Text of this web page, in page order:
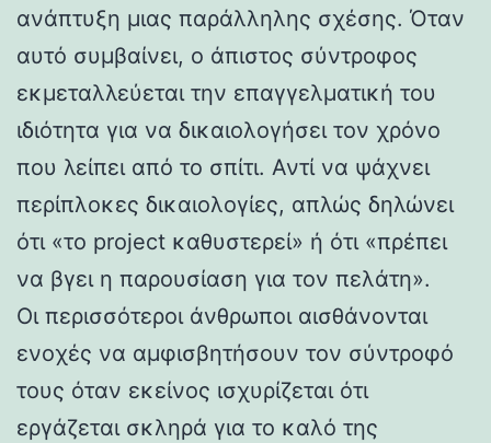
ανάπτυξη μιας παράλληλης σχέσης. Όταν
αυτό συμβαίνει, ο άπιστος σύντροφος
εκμεταλλεύεται την επαγγελματική του
ιδιότητα για να δικαιολογήσει τον χρόνο
που λείπει από το σπίτι. Αντί να ψάχνει
περίπλοκες δικαιολογίες, απλώς δηλώνει
ότι «το project καθυστερεί» ή ότι «πρέπει
να βγει η παρουσίαση για τον πελάτη».
Οι περισσότεροι άνθρωποι αισθάνονται
ενοχές να αμφισβητήσουν τον σύντροφό
τους όταν εκείνος ισχυρίζεται ότι
εργάζεται σκληρά για το καλό της